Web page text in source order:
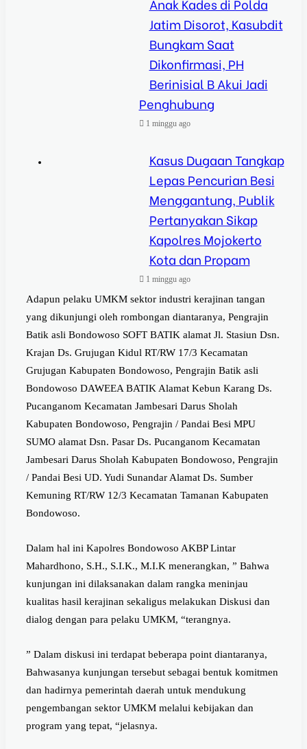
Jatim Disorot, Kasubdit
Bungkam Saat
Dikonfirmasi, PH
Berinisial B Akui Jadi
Penghubung
1 minggu ago
Kasus Dugaan Tangkap
Lepas Pencurian Besi
Menggantung, Publik
Pertanyakan Sikap
Kapolres Mojokerto
Kota dan Propam
1 minggu ago
Adapun pelaku UMKM sektor industri kerajinan tangan
yang dikunjungi oleh rombongan diantaranya, Pengrajin
Batik asli Bondowoso SOFT BATIK alamat Jl. Stasiun Dsn.
Krajan Ds. Grujugan Kidul RT/RW 17/3 Kecamatan
Grujugan Kabupaten Bondowoso, Pengrajin Batik asli
Bondowoso DAWEEA BATIK Alamat Kebun Karang Ds.
Pucanganom Kecamatan Jambesari Darus Sholah
Kabupaten Bondowoso, Pengrajin / Pandai Besi MPU
SUMO alamat Dsn. Pasar Ds. Pucanganom Kecamatan
Jambesari Darus Sholah Kabupaten Bondowoso, Pengrajin
/ Pandai Besi UD. Yudi Sunandar Alamat Ds. Sumber
Kemuning RT/RW 12/3 Kecamatan Tamanan Kabupaten
Bondowoso.
Dalam hal ini Kapolres Bondowoso AKBP Lintar
Mahardhono, S.H., S.I.K., M.I.K menerangkan, ” Bahwa
kunjungan ini dilaksanakan dalam rangka meninjau
kualitas hasil kerajinan sekaligus melakukan Diskusi dan
dialog dengan para pelaku UMKM, “terangnya.
” Dalam diskusi ini terdapat beberapa point diantaranya,
Bahwasanya kunjungan tersebut sebagai bentuk komitmen
dan hadirnya pemerintah daerah untuk mendukung
pengembangan sektor UMKM melalui kebijakan dan
program yang tepat, “jelasnya.